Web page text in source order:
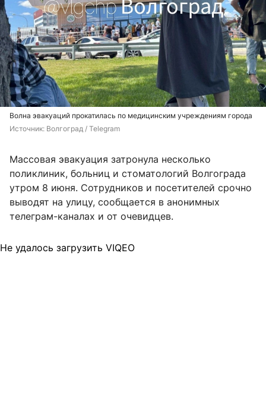
Волна эвакуаций прокатилась по медицинским учреждениям города
Источник: Волгоград / Telegram
Массовая эвакуация затронула несколько
поликлиник, больниц и стоматологий Волгограда
утром 8 июня. Сотрудников и посетителей срочно
выводят на улицу, сообщается в анонимных
телеграм-каналах и от очевидцев.
Не удалось загрузить VIQEO